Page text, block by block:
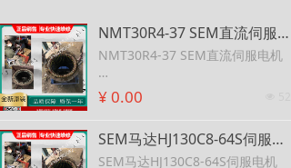
NMT30R4-37 SEM直流伺服电机 SEM减速电机DPM30E4-14L
NMT30R4-37 SEM直流伺服电机
SEM减速电机DPM30E4-14L
¥ 0.00
SEM马达HJ130C8-64S伺服电机 SEM伺服电机HJ130C8-68S哈斯机床
SEM马达HJ130C8-64S伺服电机